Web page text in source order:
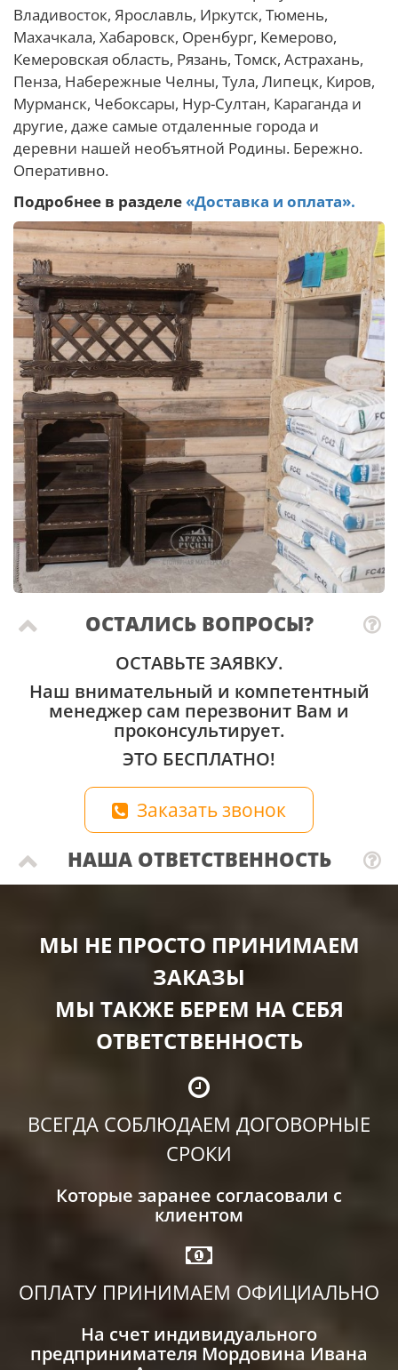
Владивосток, Ярославль, Иркутск, Тюмень,
Махачкала, Хабаровск, Оренбург, Кемерово,
Кемеровская область, Рязань, Томск, Астрахань,
Пенза, Набережные Челны, Тула, Липецк, Киров,
Мурманск, Чебоксары, Нур-Султан, Караганда и
другие, даже самые отдаленные города и
деревни нашей необъятной Родины. Бережно.
Оперативно.
Подробнее в разделе «Доставка и оплата».
ОСТАЛИСЬ ВОПРОСЫ?
ОСТАВЬТЕ ЗАЯВКУ.
Наш внимательный и компетентный
менеджер сам перезвонит Вам и
проконсультирует.
ЭТО БЕСПЛАТНО!
Заказать звонок
НАША ОТВЕТСТВЕННОСТЬ
МЫ НЕ ПРОСТО ПРИНИМАЕМ
ЗАКАЗЫ
МЫ ТАКЖЕ БЕРЕМ НА СЕБЯ
ОТВЕТСТВЕННОСТЬ
ВСЕГДА СОБЛЮДАЕМ ДОГОВОРНЫЕ
СРОКИ
Которые заранее согласовали с
клиентом
ОПЛАТУ ПРИНИМАЕМ ОФИЦИАЛЬНО
На счет индивидуального
предпринимателя Мордовина Ивана